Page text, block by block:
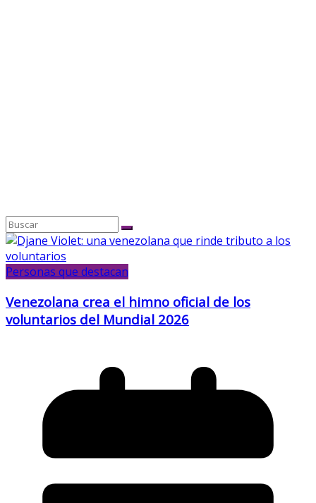
Personas que destacan
Venezolana crea el himno oficial de los
voluntarios del Mundial 2026